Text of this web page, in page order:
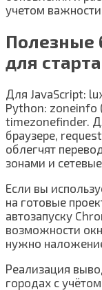
учетом
Полезные
для старта
Для JavaScript:
Python: zoneinfo
timezonefinder.
браузере,
облегчят
зонами и
Если вы
на готовые
автозапуску
возможности
нужно
Реализация
городах с